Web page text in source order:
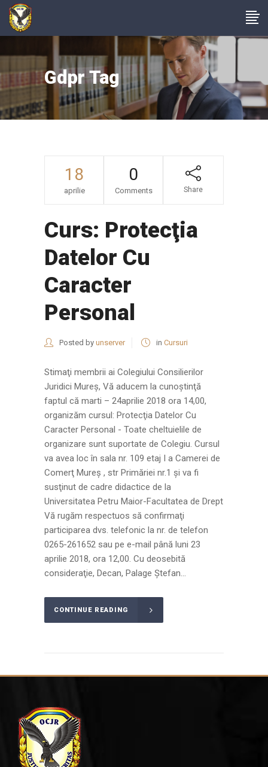
Gdpr Tag
18
aprilie
0
Comments Share
Curs: Protecţia
Datelor Cu
Caracter
Personal
Posted by unserver in Cursuri
Stimaţi membrii ai Colegiului Consilierilor
Juridici Mureş, Vă aducem la cunoştinţă
faptul că marti – 24aprilie 2018 ora 14,00,
organizăm cursul: Protecţia Datelor Cu
Caracter Personal - Toate cheltuielile de
organizare sunt suportate de Colegiu. Cursul
va avea loc în sala nr. 109 etaj I a Camerei de
Comerţ Mureş , str Primăriei nr.1 şi va fi
susţinut de cadre didactice de la
Universitatea Petru Maior-Facultatea de Drept
Vă rugăm respectuos să confirmaţi
participarea dvs. telefonic la nr. de telefon
0265-261652 sau pe e-mail până luni 23
aprilie 2018, ora 12,00. Cu deosebită
consideraţie, Decan, Palage Ştefan...
CONTINUE READING